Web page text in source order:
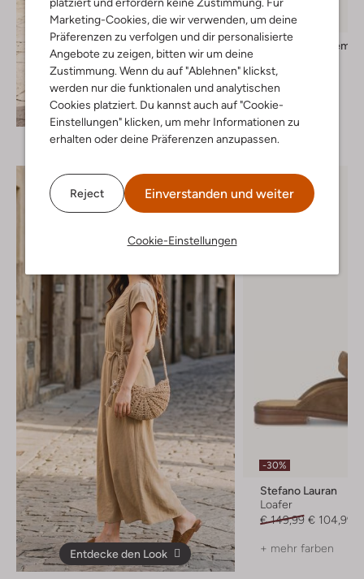
Marketing-Cookies, die wir verwenden, um deine
Präferenzen zu verfolgen und dir personalisierte
Angebote zu zeigen, bitten wir um deine
Zustimmung. Wenn du auf "Ablehnen" klickst,
werden nur die funktionalen und analytischen
Cookies platziert. Du kannst auch auf "Cookie-
Einstellungen" klicken, um mehr Informationen zu
erhalten oder deine Präferenzen anzupassen.
Reject Einverstanden und weiter
Cookie-Einstellungen
Entdecke den Look
-10%
Vagabond
€ 79,99
+ mehr farben
Entdecke den Look
-30%
Stefano Lauran
Loafer
€ 149,99 € 104,99
+ mehr farben